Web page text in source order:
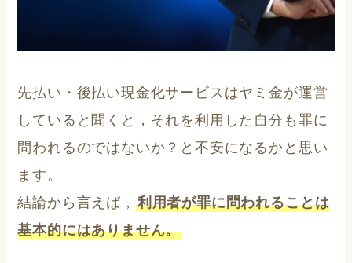
先払い・後払い現金化サービスはヤミ金が運営
していると聞くと，それを利用した自分も罪に
問われるのではないか？と不安になるかと思い
ます。
結論から言えば， 利用者が罪に問われることは
基本的にはありません。